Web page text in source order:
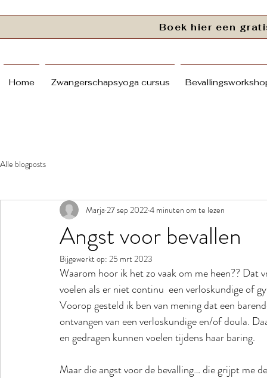
Boek hier een
Home Zwangerschapsyoga cursus
Alle blogposts
Angst voor bevallen
Marja 27 sep 20224 minuten om te lezen
Bijgewerkt op: 25 mrt 2023
Waarom hoor ik het zo vaak om me heen?? Dat
voelen als er niet continu  een verloskundige of
Voorop gesteld ik ben van mening dat een
ontvangen van een verloskundige en/of doula.
en gedragen kunnen voelen tijdens haar baring.
Maar die angst voor de bevalling… die grijpt me